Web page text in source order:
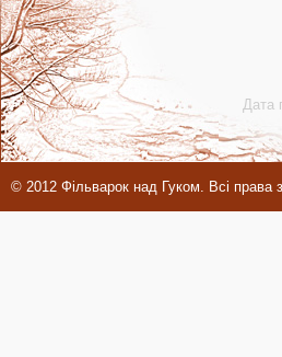
Дата
© 2012 Фільварок над Гуком. Всі права